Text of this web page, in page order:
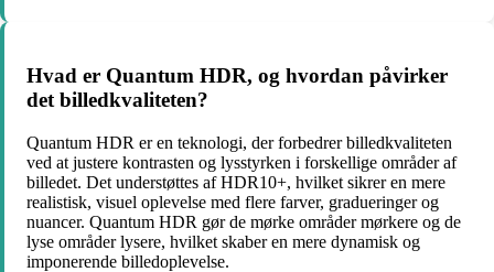
Hvad er Quantum HDR, og hvordan påvirker
det billedkvaliteten?
Quantum HDR er en teknologi, der forbedrer billedkvaliteten
ved at justere kontrasten og lysstyrken i forskellige områder af
billedet. Det understøttes af HDR10+, hvilket sikrer en mere
realistisk, visuel oplevelse med flere farver, gradueringer og
nuancer. Quantum HDR gør de mørke områder mørkere og de
lyse områder lysere, hvilket skaber en mere dynamisk og
imponerende billedoplevelse.